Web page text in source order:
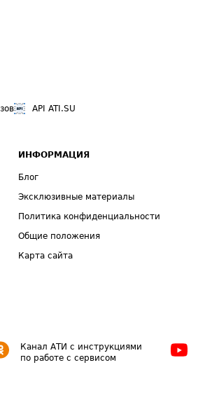
API ATI.SU
ИНФОРМАЦИЯ
Блог
Эксклюзивные материалы
Политика конфиденциальности
Общие положения
Карта сайта
Канал АТИ с инструкциями
по работе с сервисом